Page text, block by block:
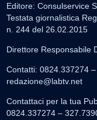
Editore: Consulservice
Testata giornalistica
n. 244 del 26.02.2015
Direttore Responsabile
Contatti: 0824.337274
redazione@labtv.net
Contattaci per la tua
0824.337274 –